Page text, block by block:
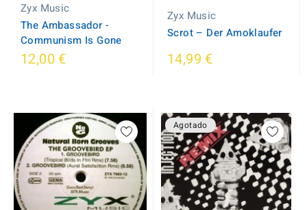
Zyx Music
The Ambassador -
Communism Is Gone
12,00 €
Zyx Music
Scrot ‎– Der Amoklaufer
14,99 €
Agotado